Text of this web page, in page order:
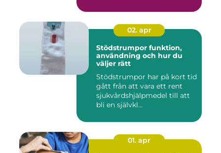
02. apr
Stödstrumpor funktion,
användning och hur du
väljer rätt
Stödstrumpor har på kort tid
gått från att vara ett rent
sjukvårdshjälpmedel till att
bli en självkl...
01. apr